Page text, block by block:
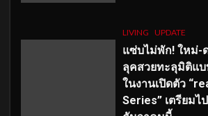
LIVING UPDATE
แซ่บไม่พัก! ใหม่-
ลุคสวยทะลุมิติแบ
ในงานเปิดตัว
Series” เตรียมไ